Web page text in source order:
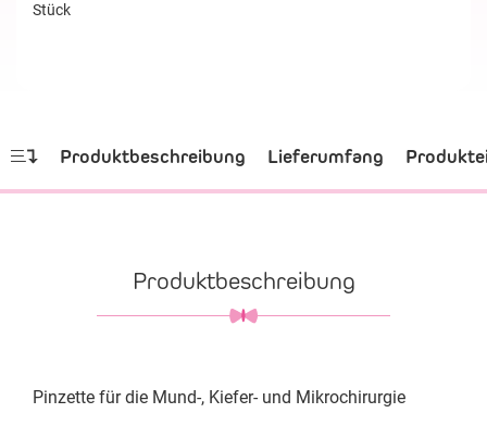
Stück
Produktbeschreibung Lieferumfang
Produktbeschreibung
Pinzette für die Mund-, Kiefer- und Mikrochirurgie